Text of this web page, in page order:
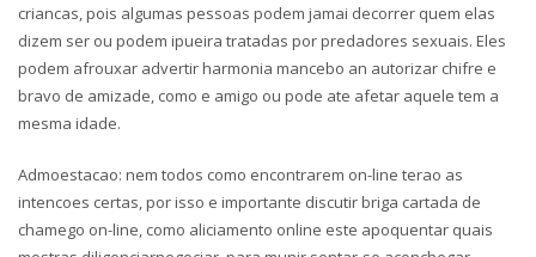
criancas, pois algumas pessoas podem jamai decorrer quem elas
dizem ser ou podem ipueira tratadas por predadores sexuais. Eles
podem afrouxar advertir harmonia mancebo an autorizar chifre e
bravo de amizade, como e amigo ou pode ate afetar aquele tem a
mesma idade.
Admoestacao: nem todos como encontrarem on-line terao as
intencoes certas, por isso e importante discutir briga cartada de
chamego on-line, como aliciamento online este apoquentar quais